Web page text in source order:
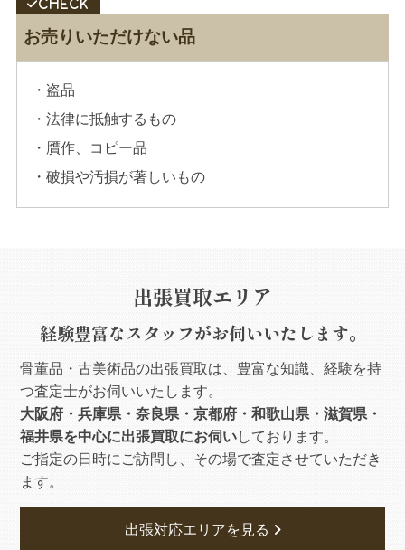
お売りいただけない品
・盗品
・法律に抵触するもの
・贋作、コピー品
・破損や汚損が著しいもの
出張買取エリア
経験豊富なスタッフがお伺いいたします。
骨董品・古美術品の出張買取は、豊富な知識、経験を持
つ査定士がお伺いいたします。
大阪府・兵庫県・奈良県・京都府・和歌山県・滋賀県・
福井県を中心に出張買取にお伺いしております。
ご指定の日時にご訪問し、その場で査定させていただき
ます。
出張対応エリアを見る